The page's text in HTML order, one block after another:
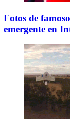
Fotos de
emergente en